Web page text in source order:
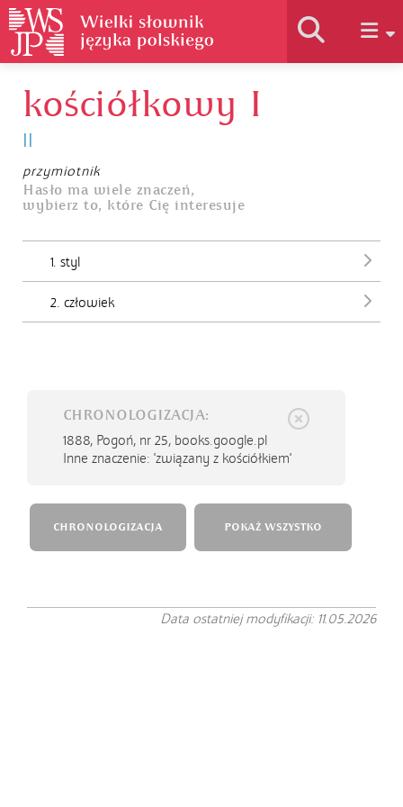
Historia słownika
Autorzy
kościółkowy I
II
przymiotnik
Hasło ma wiele znaczeń,
wybierz to, które Cię interesuje
1. styl
2. człowiek
CHRONOLOGIZACJA:
1888, Pogoń, nr 25, books.google.pl
Inne znaczenie: 'związany z kościółkiem'
CHRONOLOGIZACJA POKAŻ WSZYSTKO
Data ostatniej modyfikacji: 11.05.2026